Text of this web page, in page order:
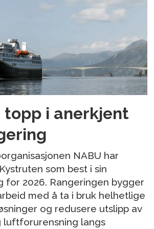
topp i anerkjent
NABU har
som best i sin
for 2026. Rangeringen bygger
med å ta i bruk helhetlige
og redusere utslipp av
luftforurensning langs